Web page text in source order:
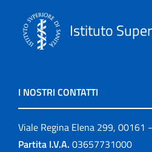
Istituto
I NOSTRI CONTATTI
Viale Regina Elena 299, 00161
Partita I.V.A. 03657731000